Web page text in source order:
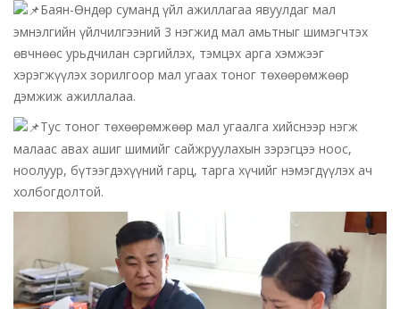
Баян-Өндөр суманд үйл ажиллагаа явуулдаг мал
эмнэлгийн үйлчилгээний 3 нэгжид мал амьтныг шимэгчтэх
өвчнөөс урьдчилан сэргийлэх, тэмцэх арга хэмжээг
хэрэгжүүлэх зорилгоор мал угаах тоног төхөөрөмжөөр
дэмжиж ажиллалаа.
Тус тоног төхөөрөмжөөр мал угаалга хийснээр нэгж
малаас авах ашиг шимийг сайжруулахын зэрэгцээ ноос,
ноолуур, бүтээгдэхүүний гарц, тарга хүчийг нэмэгдүүлэх ач
холбогдолтой.